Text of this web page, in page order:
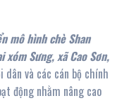
mô hình chè Shan
Sưng, xã Cao Sơn,
và các cán bộ chính
động nhằm nâng cao